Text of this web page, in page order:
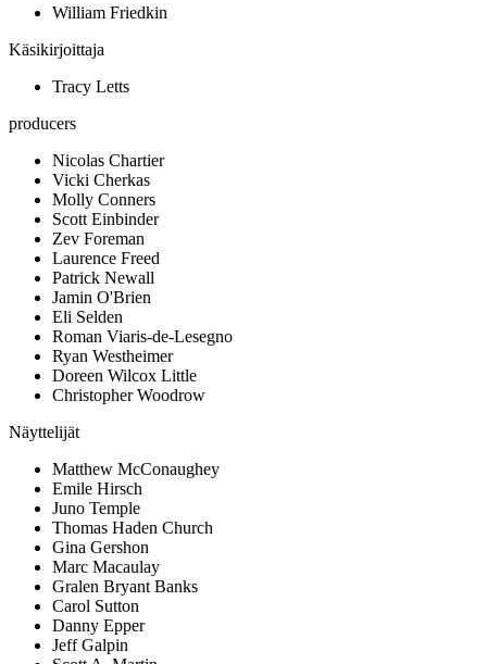
William Friedkin
Käsikirjoittaja
Tracy Letts
producers
Nicolas Chartier
Vicki Cherkas
Molly Conners
Scott Einbinder
Zev Foreman
Laurence Freed
Patrick Newall
Jamin O'Brien
Eli Selden
Roman Viaris-de-Lesegno
Ryan Westheimer
Doreen Wilcox Little
Christopher Woodrow
Näyttelijät
Matthew McConaughey
Emile Hirsch
Juno Temple
Thomas Haden Church
Gina Gershon
Marc Macaulay
Gralen Bryant Banks
Carol Sutton
Danny Epper
Jeff Galpin